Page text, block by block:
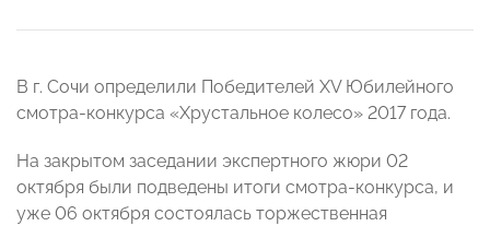
В г. Сочи определили Победителей XV Юбилейного
смотра-конкурса «Хрустальное колесо» 2017 года.
На закрытом заседании экспертного жюри 02
октября были подведены итоги смотра-конкурса, и
уже 06 октября состоялась торжественная